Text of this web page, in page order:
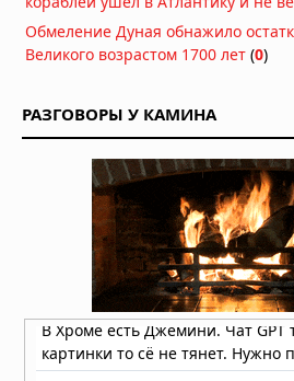
бактерии,
аллергии и
02.08.2026 в 07:00
остановить
УЗИ
мягких тканей
29.07.2026 в 05:40
Пять чашек
здоровье
28.07.2026 в 10:23
Обмеление Дуная обнажило
Великого возрастом 1700 лет (0)
РАЗГОВОРЫ У КАМИНА